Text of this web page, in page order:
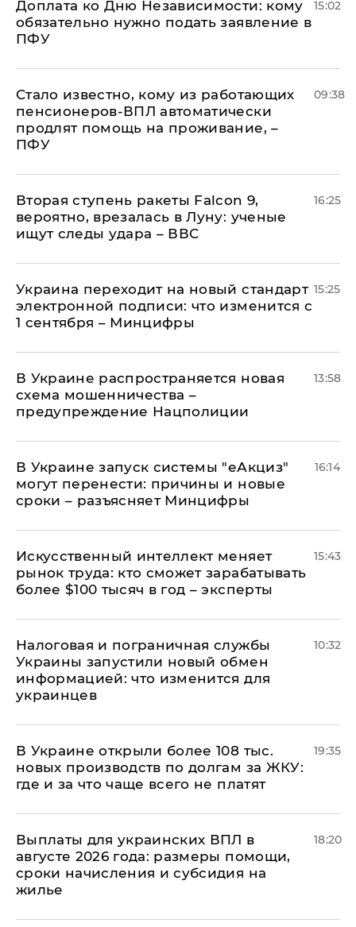
Доплата ко Дню Независимости: кому
обязательно нужно подать заявление в
ПФУ
15:02
Стало известно, кому из работающих
пенсионеров-ВПЛ автоматически
продлят помощь на проживание, –
ПФУ
09:38
Вторая ступень ракеты Falcon 9,
вероятно, врезалась в Луну: ученые
ищут следы удара – ВВС
16:25
Украина переходит на новый стандарт
электронной подписи: что изменится с
1 сентября – Минцифры
15:25
В Украине распространяется новая
схема мошенничества –
предупреждение Нацполиции
13:58
В Украине запуск системы "еАкциз"
могут перенести: причины и новые
сроки – разъясняет Минцифры
16:14
Искусственный интеллект меняет
рынок труда: кто сможет зарабатывать
более $100 тысяч в год – эксперты
15:43
Налоговая и пограничная службы
Украины запустили новый обмен
информацией: что изменится для
украинцев
10:32
В Украине открыли более 108 тыс.
новых производств по долгам за ЖКУ:
где и за что чаще всего не платят
19:35
Выплаты для украинских ВПЛ в
августе 2026 года: размеры помощи,
сроки начисления и субсидия на
жилье
18:20